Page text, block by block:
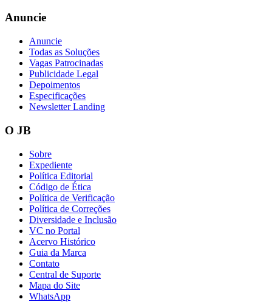
Anuncie
Anuncie
Todas as Soluções
Vagas Patrocinadas
Publicidade Legal
Depoimentos
Especificações
Newsletter Landing
O JB
Sobre
Expediente
Política Editorial
Código de Ética
Política de Verificação
Política de Correções
Diversidade e Inclusão
VC no Portal
Acervo Histórico
Guia da Marca
Contato
Central de Suporte
Mapa do Site
WhatsApp